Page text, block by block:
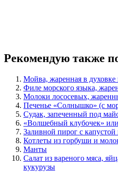
Рекомендую также
Мойва, жаренная в духовке
Филе морского языка,
Молоки лососевых,
Печенье «Солнышко» (с
Судак, запеченный под
«Волшебный клубочек»
Заливной пирог с
Котлеты из горбуши и
Манты
Салат из вареного мяса,
кукурузы